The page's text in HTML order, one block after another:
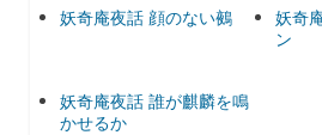
妖奇庵夜話 顔のない鵺
妖奇
ン
妖奇庵夜話 誰が麒麟を鳴
かせるか